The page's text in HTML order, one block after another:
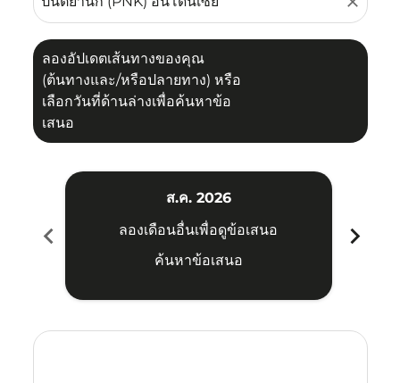
ลองอัปเดตเส้นทางของคุณ
(ต้นทางและ/หรือปลายทาง) หรือ
เลือกวันที่ด้านล่างเพื่อค้นหาข้อ
เสนอ
chevron_left
ส.ค. 2026
ลองเดือนอื่นเพื่อดูข้อเสนอ
ค้นหาข้อเสนอ
chevron_right